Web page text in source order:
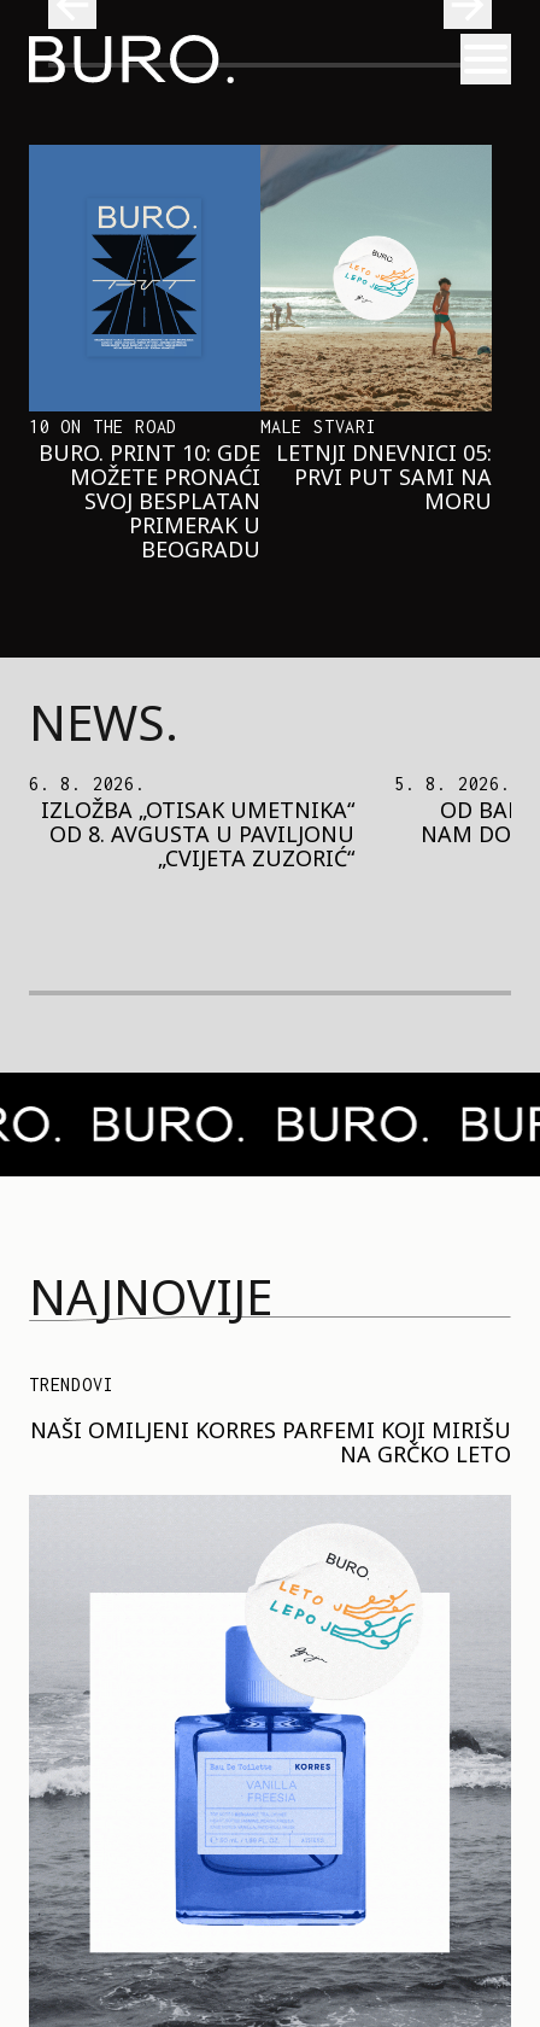
BURO.
KAD SE ISPOD TRGA REPUBLIKE
ZAČUJE OKEAN: SVE O IZLOŽBI
„ATLANTIS”
10 ON THE ROAD
BURO. PRINT 10: GDE
MOŽETE PRONAĆI
SVOJ BESPLATAN
PRIMERAK U
BEOGRADU
MALE STVARI
LETNJI DNEVNICI 05:
PRVI PUT SAMI NA
MORU
NEWS.
5. 8. 2026.
OD BAROKA DO REJVA: ŠTA
NAM DONOSI NOVI BUPBAP
FESTIVAL?
5. 8. 2026.
PEDJA
MOTIVE
NAJNOVIJE
TRENDOVI
NAŠI OMILJENI KORRES PARFEMI KOJI MIRIŠU
NA GRČKO LETO